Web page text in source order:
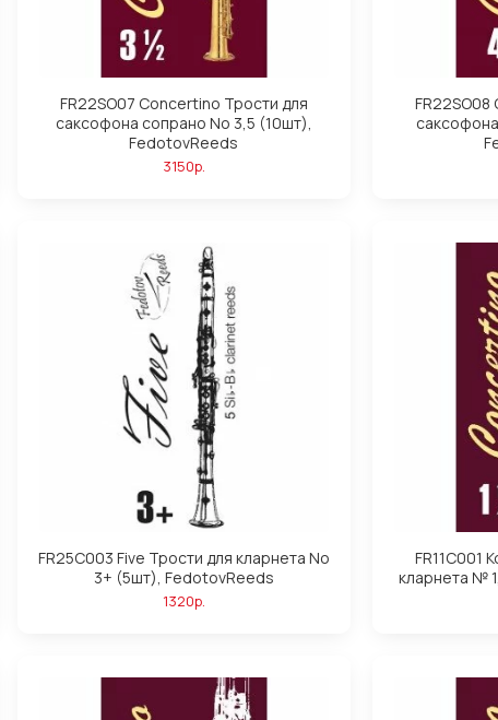
FR22SO07 Concertino Трости для
саксофона сопрано No 3,5 (10шт),
FedotovReeds
3150р.
FR25C003 Five Трости для кларнета No
3+ (5шт), FedotovReeds
1320р.
FR11C001
кларнета №